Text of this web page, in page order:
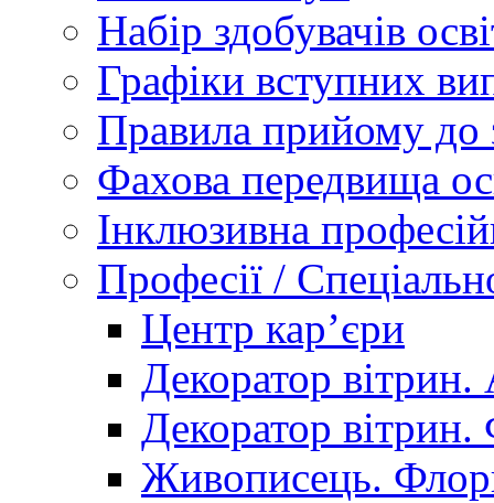
Набір здобувачів
Графіки вступних
Правила прийому до
Фахова передвища
Інклюзивна
Професії /
Центр кар’єри
Декоратор вітрин.
Декоратор вітрин.
Живописець.